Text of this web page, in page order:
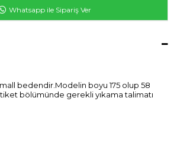
Whatsapp ile Sipariş Ver
bedendir.Modelin boyu 175 olup 58
bölümünde gerekli yıkama talimatı